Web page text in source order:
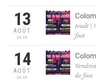
13
AOÛT
2026
Jeudi |
foot
14
AOÛT
2026
de foot